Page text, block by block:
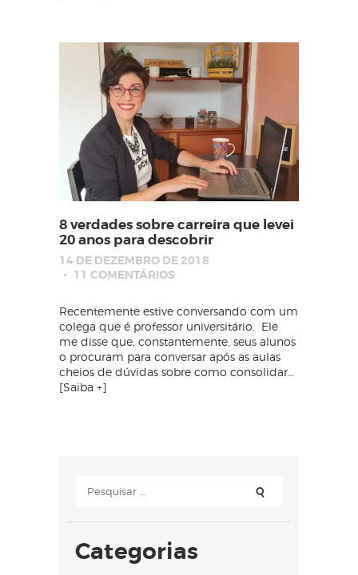
8 verdades sobre carreira que levei
20 anos para descobrir
14 DE DEZEMBRO DE 2018
11 COMENTÁRIOS
Recentemente estive conversando com um
colega que é professor universitário. Ele
me disse que, constantemente, seus alunos
o procuram para conversar após as aulas
cheios de dúvidas sobre como consolidar…
[Saiba +]
Categorias